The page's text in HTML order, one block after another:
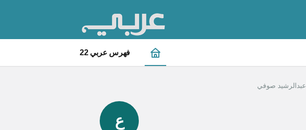
فهرس عربي 22
عبدالرشيد صوفي
ع